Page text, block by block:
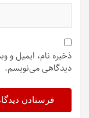
ذخیره نام، ایمیل و
دیدگاهی می‌نویسم.